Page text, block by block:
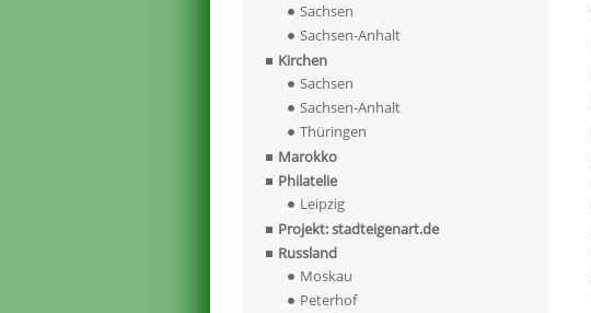
Sachsen
Sachsen-Anhalt
Kirchen
Sachsen
Sachsen-Anhalt
Thüringen
Marokko
Philatelie
Leipzig
Projekt: stadteigenart.de
Russland
Moskau
Peterhof